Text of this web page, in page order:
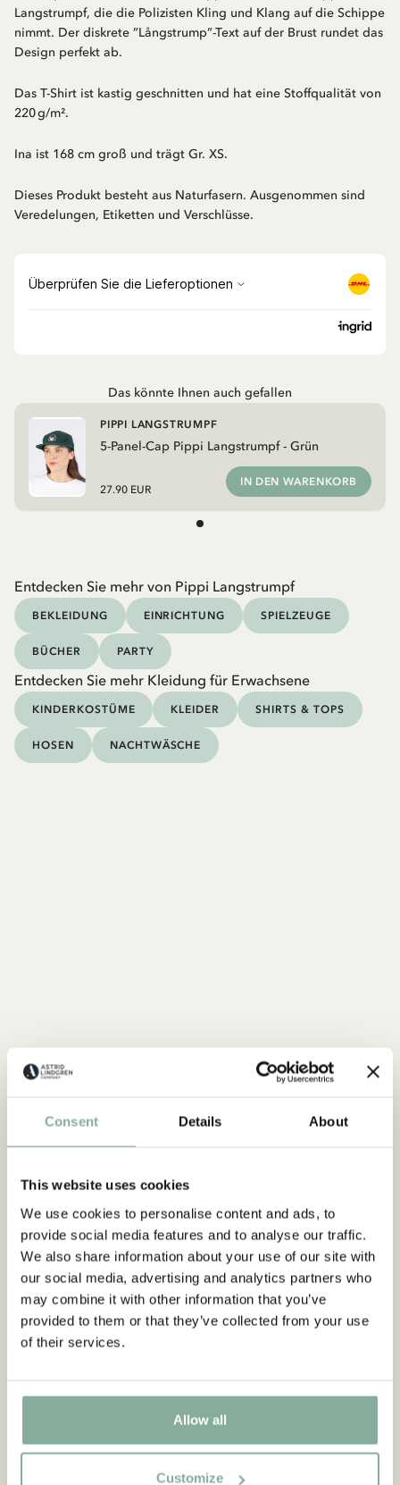
Consent Details About
This website uses cookies
We use cookies to personalise content and ads, to
provide social media features and to analyse our traffic.
We also share information about your use of our site with
our social media, advertising and analytics partners who
may combine it with other information that you’ve
provided to them or that they’ve collected from your use
of their services.
Allow all
Customize
Langstrumpf, die die Polizisten Kling und Klang auf die Schippe
nimmt. Der diskrete ”Långstrump”-Text auf der Brust rundet das
Design perfekt ab.
Das T-Shirt ist kastig geschnitten und hat eine Stoffqualität von
220 g/m².
Ina ist 168 cm groß und trägt Gr. XS.
Dieses Produkt besteht aus Naturfasern. Ausgenommen sind
Veredelungen, Etiketten und Verschlüsse.
Das könnte Ihnen auch gefallen
5-Panel-Cap Pippi Langstrumpf - Grün
PIPPI LANGSTRUMPF
27.90 EUR
IN DEN WARENKORB
Entdecken Sie mehr von Pippi Langstrumpf
BEKLEIDUNG EINRICHTUNG SPIELZEUGE
BÜCHER PARTY
Entdecken Sie mehr Kleidung für Erwachsene
KINDERKOSTÜME KLEIDER SHIRTS & TOPS
HOSEN NACHTWÄSCHE
„Wer stark ist, muss auch gut
sein.“
aus Kennst du Pippi Langstrumpf?
DIE PIPPI-LANGSTRUMPF-SAMMLUNG